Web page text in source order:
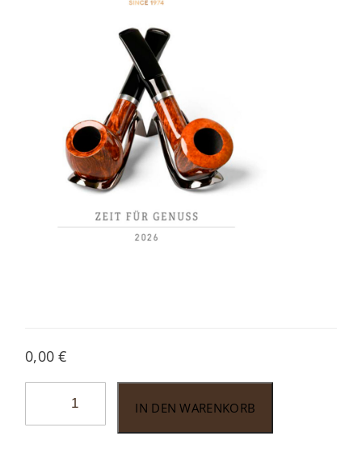
0,00 €
IN DEN WARENKORB